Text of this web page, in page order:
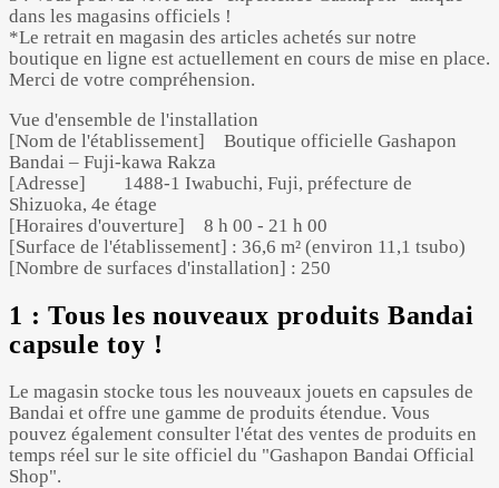
dans les magasins officiels !
*Le retrait en magasin des articles achetés sur notre
boutique en ligne est actuellement en cours de mise en place.
Merci de votre compréhension.
Vue d'ensemble de l'installation
[Nom de l'établissement] Boutique officielle Gashapon
Bandai – Fuji-kawa Rakza
[Adresse] 1488-1 Iwabuchi, Fuji, préfecture de
Shizuoka, 4e étage
[Horaires d'ouverture] 8 h 00 - 21 h 00
[Surface de l'établissement] : 36,6 m² (environ 11,1 tsubo)
[Nombre de surfaces d'installation] : 250
1 : Tous les nouveaux produits Bandai
capsule toy !
Le magasin stocke tous les nouveaux jouets en capsules de
Bandai et offre une gamme de produits étendue. Vous
pouvez également consulter l'état des ventes de produits en
temps réel sur le site officiel du "Gashapon Bandai Official
Shop".